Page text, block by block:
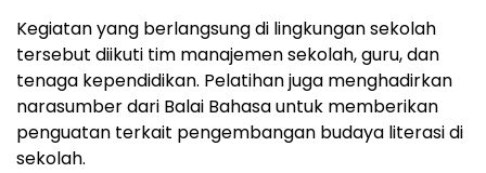
Kegiatan yang berlangsung di lingkungan sekolah
tersebut diikuti tim manajemen sekolah, guru, dan
tenaga kependidikan. Pelatihan juga menghadirkan
narasumber dari Balai Bahasa untuk memberikan
penguatan terkait pengembangan budaya literasi di
sekolah.